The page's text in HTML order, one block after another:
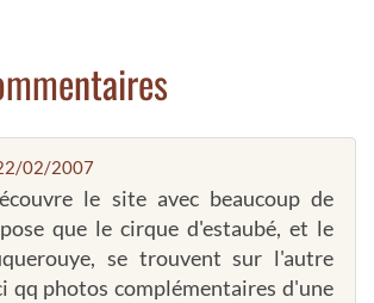
02/2007
le site avec beaucoup de
que le cirque d'estaubé, et le
se trouvent sur l'autre
qq photos complémentaires d'une